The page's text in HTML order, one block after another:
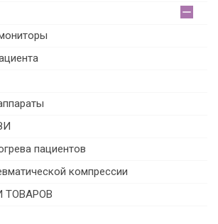
пациентов
компрессии
ТОВАРОВ